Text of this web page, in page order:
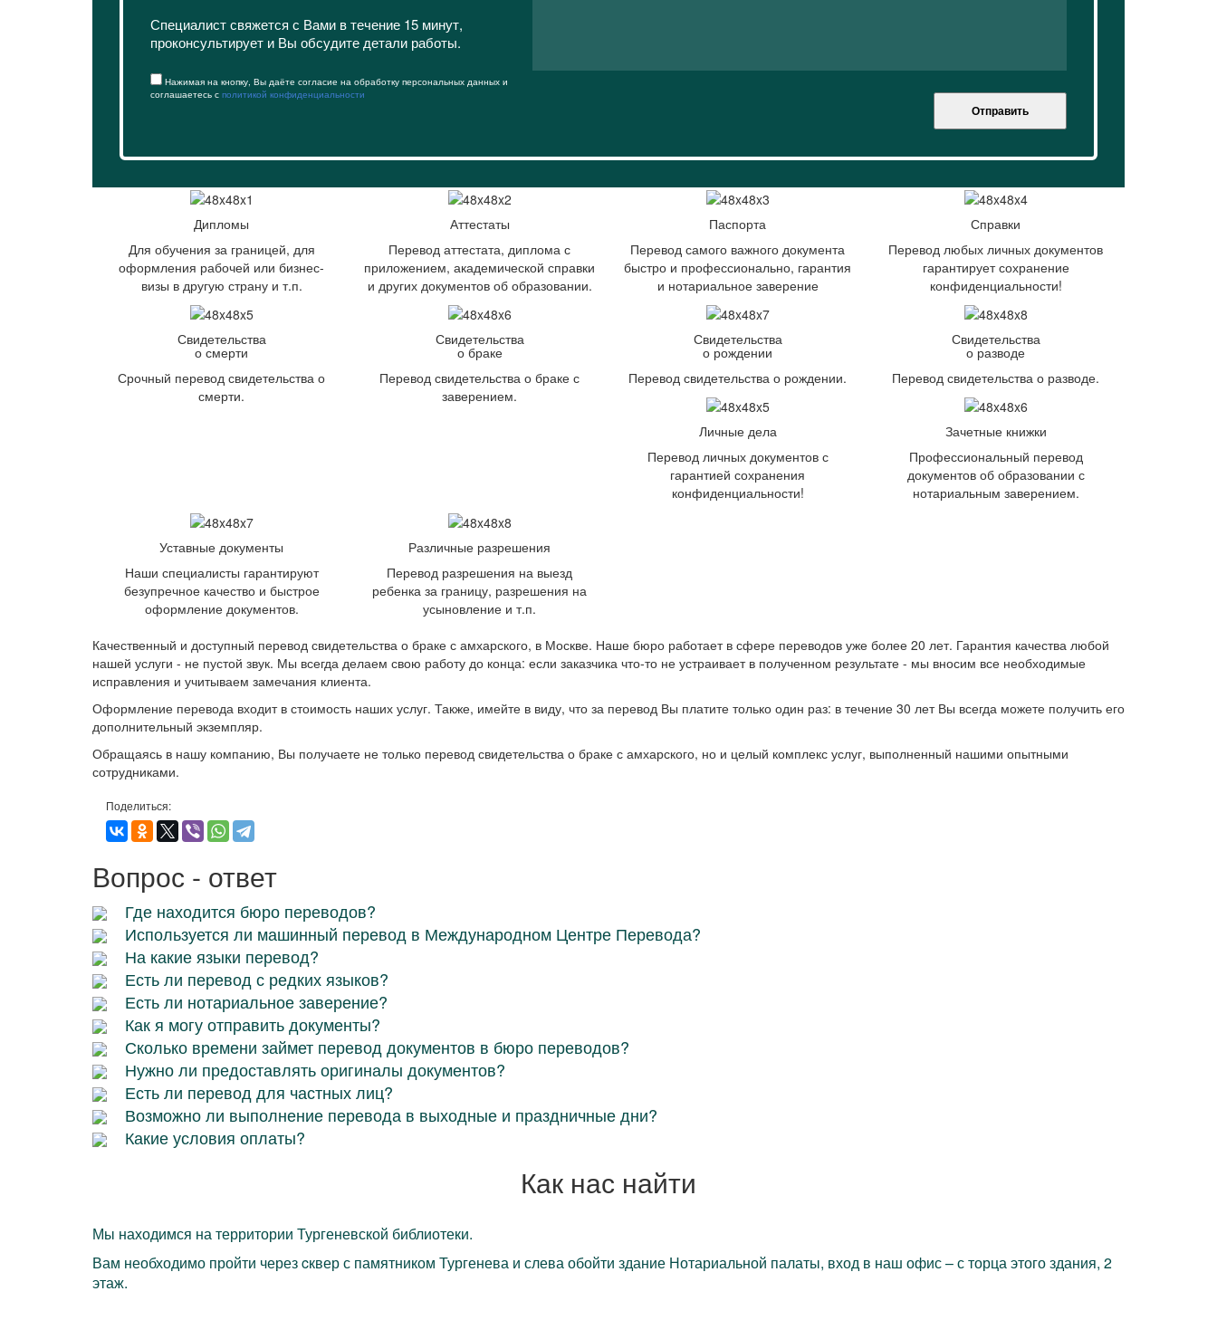
Специалист свяжется с Вами в течение 15 минут,
проконсультирует и Вы обсудите детали работы.
Нажимая на кнопку, Вы даёте согласие на обработку персональных данных и
соглашаетесь с политикой конфиденциальности
Отправить
Дипломы
Для обучения за границей, для
оформления рабочей или бизнес-
визы в другую страну и т.п.
Аттестаты
Перевод аттестата, диплома с
приложением, академической справки
и других документов об образовании.
Паспорта
Перевод самого важного документа
быстро и профессионально, гарантия
и нотариальное заверение
Справки
Перевод любых личных документов
гарантирует сохранение
конфиденциальности!
Свидетельства
о смерти
Срочный перевод свидетельства о
смерти.
Свидетельства
о браке
Перевод свидетельства о браке с
заверением.
Свидетельства
о рождении
Перевод свидетельства о рождении.
Свидетельства
о разводе
Перевод свидетельства о разводе.
Личные дела
Перевод личных документов с
гарантией сохранения
конфиденциальности!
Зачетные книжки
Профессиональный перевод
документов об образовании с
нотариальным заверением.
Уставные документы
Наши специалисты гарантируют
безупречное качество и быстрое
оформление документов.
Различные разрешения
Перевод разрешения на выезд
ребенка за границу, разрешения на
усыновление и т.п.
Качественный и доступный перевод свидетельства о браке с амхарского, в Москве. Наше бюро работает в сфере переводов уже более 20 лет. Гарантия качества любой
нашей услуги - не пустой звук. Мы всегда делаем свою работу до конца: если заказчика что-то не устраивает в полученном результате - мы вносим все необходимые
исправления и учитываем замечания клиента.
Оформление перевода входит в стоимость наших услуг. Также, имейте в виду, что за перевод Вы платите только один раз: в течение 30 лет Вы всегда можете получить его
дополнительный экземпляр.
Обращаясь в нашу компанию, Вы получаете не только перевод свидетельства о браке с амхарского, но и целый комплекс услуг, выполненный нашими опытными
сотрудниками.
Поделиться:
Вопрос - ответ
Где находится бюро переводов?
Используется ли машинный перевод в Международном Центре Перевода?
На какие языки перевод?
Есть ли перевод с редких языков?
Есть ли нотариальное заверение?
Как я могу отправить документы?
Сколько времени займет перевод документов в бюро переводов?
Нужно ли предоставлять оригиналы документов?
Есть ли перевод для частных лиц?
Возможно ли выполнение перевода в выходные и праздничные дни?
Какие условия оплаты?
Как нас найти
Мы находимся на территории Тургеневской библиотеки.
Вам необходимо пройти через cквер с памятником Тургенева и слева обойти здание Нотариальной палаты, вход в наш офис – с торца этого здания, 2
этаж.